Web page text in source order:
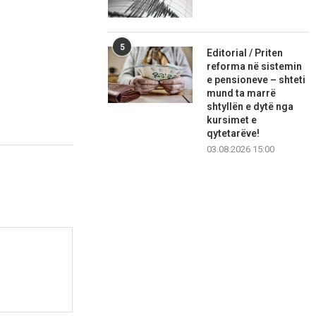
5
Editorial / Priten
reforma në sistemin
e pensioneve – shteti
mund ta marrë
shtyllën e dytë nga
kursimet e
qytetarëve!
03.08.2026 15:00